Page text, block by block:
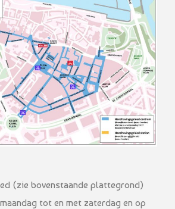
(zie bovenstaande plattegrond)
tot en met zaterdag en op